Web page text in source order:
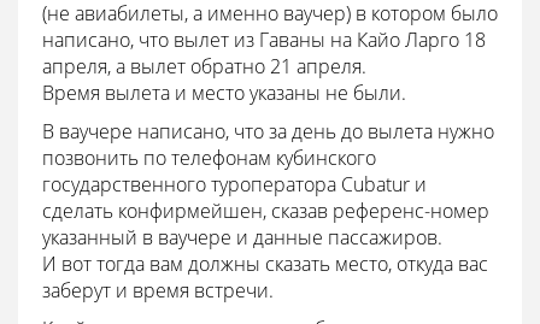
(не авиабилеты, а именно ваучер) в котором было
написано, что вылет из Гаваны на Кайо Ларго 18
апреля, а вылет обратно 21 апреля.
Время вылета и место указаны не были.
В ваучере написано, что за день до вылета нужно
позвонить по телефонам кубинского
государственного туроператора Cubatur и
сделать конфирмейшен, сказав референс-номер
указанный в ваучере и данные пассажиров.
И вот тогда вам должны сказать место, откуда вас
заберут и время встречи.